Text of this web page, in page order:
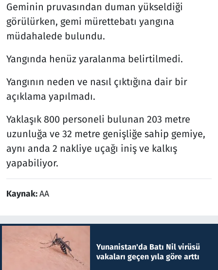
Geminin pruvasından duman yükseldiği
görülürken, gemi mürettebatı yangına
müdahalede bulundu.
Yangında henüz yaralanma belirtilmedi.
Yangının neden ve nasıl çıktığına dair bir
açıklama yapılmadı.
Yaklaşık 800 personeli bulunan 203 metre
uzunluğa ve 32 metre genişliğe sahip gemiye,
aynı anda 2 nakliye uçağı iniş ve kalkış
yapabiliyor.
Kaynak:AA
Yunanistan'da Batı Nil virüsü
vakaları geçen yıla göre arttı
Teknoloji ve Bilim
Televizyon